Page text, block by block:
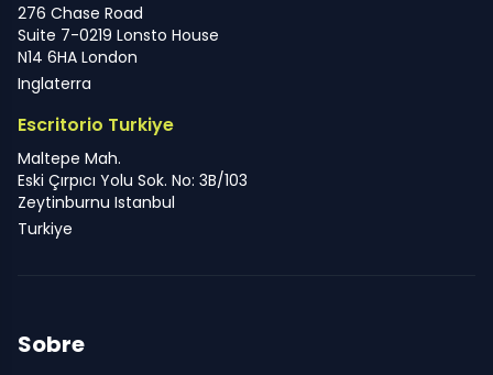
276 Chase Road
Suite 7-0219 Lonsto House
N14 6HA London
Inglaterra
Escritorio Turkiye
Maltepe Mah.
Eski Çırpıcı Yolu Sok. No: 3B/103
Zeytinburnu Istanbul
Turkiye
Sobre